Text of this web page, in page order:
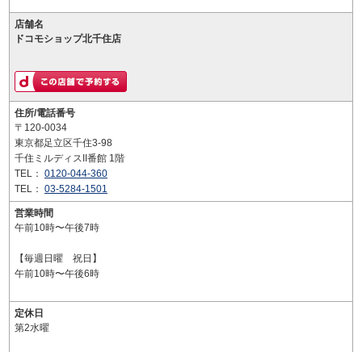
店舗名
ドコモショップ北千住店
住所/電話番号
〒120-0034
東京都足立区千住3-98
千住ミルディスII番館 1階
TEL： 0120-044-360
TEL： 03-5284-1501
営業時間
午前10時〜午後7時
【毎週日曜 祝日】
午前10時〜午後6時
定休日
第2水曜